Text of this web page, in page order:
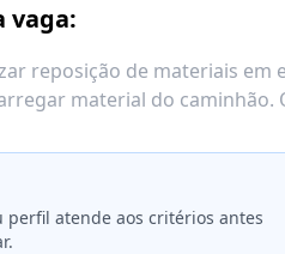
vaga:
reposição de materiais
material do caminhão.
perfil atende aos critérios antes